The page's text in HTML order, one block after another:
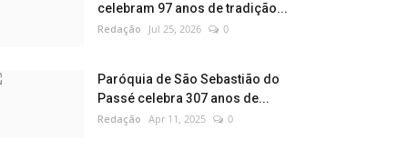
celebram 97 anos de tradição...
Redação Jul 25, 2026 0
Paróquia de São Sebastião do
Passé celebra 307 anos de...
Redação Apr 11, 2025 0